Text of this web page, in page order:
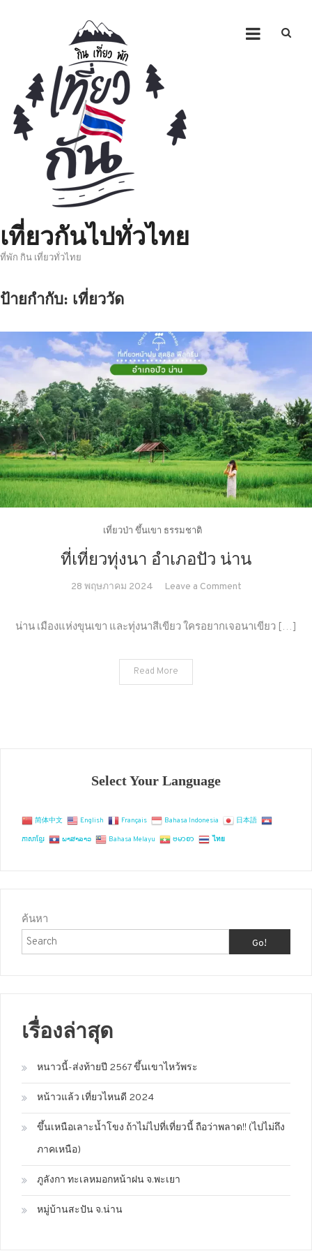
เที่ยวกันไปทั่วไทย
ที่พัก กิน เที่ยวทั่วไทย
ป้ายกำกับ: เที่ยววัด
เที่ยวป่า ขึ้นเขา ธรรมชาติ
ที่เที่ยวทุ่งนา อำเภอปัว น่าน
28 พฤษภาคม 2024 Leave a Commenton
เที่ยว
น่าน เมืองแห่งขุนเขา และทุ่งนาสีเขียว ใครอยากเจอนาเขียว […]
Read More
Select Your Language
简体中文 English Français Bahasa Indonesia 日本語
ភាសាខ្មែរ ພາສາລາວ Bahasa Melayu ဗမာစာ ไทย
ค้นหา
Go!
เรื่องล่าสุด
หนาวนี้-ส่งท้ายปี 2567 ขึ้นเขาไหว้พระ
หน้าวแล้ว เที่ยวไหนดี 2024
ขึ้นเหนือเลาะน้ำโขง ถ้าไม่ไปที่เที่ยวนี้ ถือว่าพลาด!! (ไปไม่ถึง
ภาคเหนือ)
ภูลังกา ทะเลหมอกหน้าฝน จ.พะเยา
หมู่บ้านสะปัน จ.น่าน